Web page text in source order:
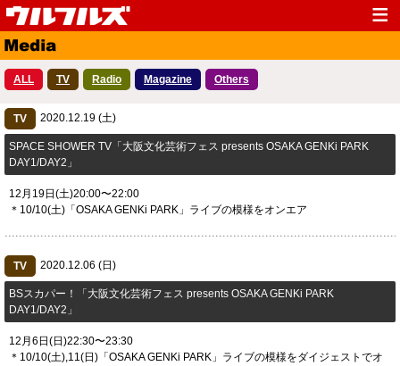
Top
Media Live
Profile
Fanclub Goods
Contact
ALL TV Radio Magazine Others
TV 2020.12.19 (土)
​SPACE SHOWER TV「大阪文化芸術フェス presents OSAKA GENKi PARK
DAY1/DAY2」
12月19日(土)20:00〜22:00
＊10/10(土)「OSAKA GENKi PARK」ライブの模様をオンエア
TV 2020.12.06 (日)
BSスカパー！「大阪文化芸術フェス presents OSAKA GENKi PARK
DAY1/DAY2」
12月6日(日)22:30〜23:30
＊10/10(土),11(日)「OSAKA GENKi PARK」ライブの模様をダイジェストでオ